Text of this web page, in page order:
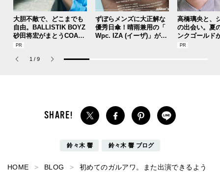
大胆不敵で、どこまでも
自由。BALLISTIK BOYZ
砂田将宏がまとうCOACH
の新作フレグランス「コ
パルファム」
ずぼらメンズに大正解な
優秀日傘！晴雨兼用の「
Wpc. IZA (イーザ)」があ
高橋璃央と、
の出会い。夏
ンクゴールド
SUMMER
1 / 9
鈴々木 響 鈴々木 響 ブログ
HOME BLOG
初めてのガルアワ。また出演できるよう